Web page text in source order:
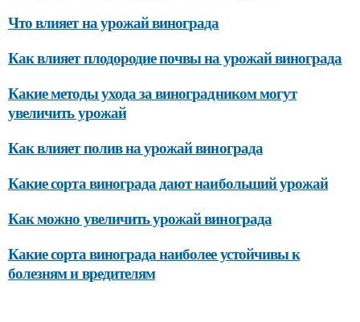
Что влияет на урожай винограда
Как влияет плодородие почвы на урожай винограда
Какие методы ухода за виноградником могут
увеличить урожай
Как влияет полив на урожай винограда
Какие сорта винограда дают наибольший урожай
Как можно увеличить урожай винограда
Какие сорта винограда наиболее устойчивы к
болезням и вредителям